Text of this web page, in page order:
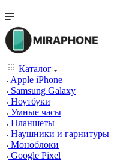
Каталог
Apple iPhone
Samsung Galaxy
Ноутбуки
Умные часы
Планшеты
Наушники и гарнитуры
Моноблоки
Google Pixel